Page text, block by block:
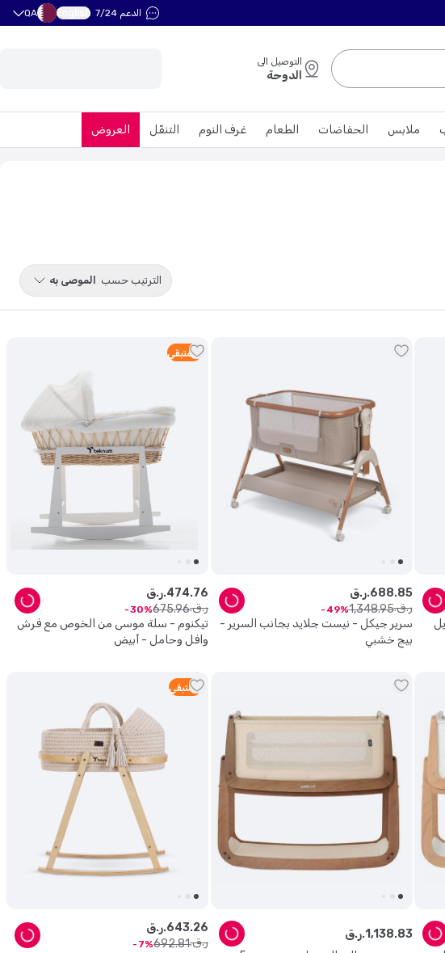
الدعم 7/24 English
QA
التوصيل الى
الدوحة
العروض التنقّل غرف النوم الطعام الحفاضات ملابس
الترتيب حسب الموصى به
سرير جيكل - نيست جلايد بجانب السرير -
بيج خشبي
ر.ق.688.85
ر.ق.
1,348.95
49
4 متبقي
تيكنوم - سلة موسى من الخوص مع فرش
وافل وحامل - أبيض
ر.ق.474.76
ر.ق.
675.96
30
ر.ق.1,138.83
5 متبقي
ر.ق.643.26
ر.ق.
692.81
7